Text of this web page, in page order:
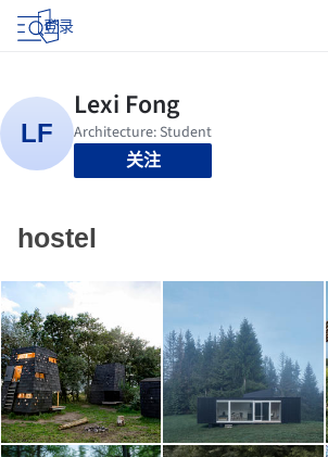
登录
关注
hostel